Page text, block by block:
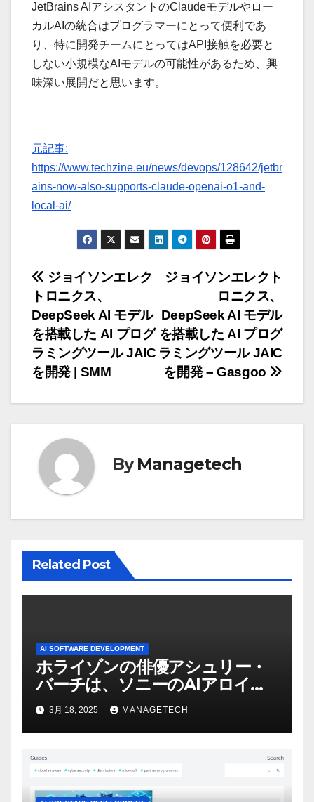
JetBrains AIアシスタントのClaudeモデルやロー
カルAIの統合はプログラマーにとって便利であ
り、特に開発チームにとってはAPI接触を必要と
しない小規模なAIモデルの可能性があるため、興
味深い展開だと思います。
元記事:
https://www.techzine.eu/news/devops/128642/jetbr
ains-now-also-supports-claude-openai-o1-and-
local-ai/
投
稿
ナ
ビ
ゲ
シ
ョ
ン
ジョイソンエレクト
ロニクス、
DeepSeek AI モデル
を搭載した AI プログ
ラミングツール JAIC
を開発 – Gasgoo
ジョイソンエレク
トロニクス、
DeepSeek AI モデル
を搭載した AI プログ
ラミングツール JAIC
を開発 | SMM
ByManagetech
Related Post
AI SOFTWARE DEVELOPMENT
ホライゾンの俳優アシュリー・
バーチは、ソニーのAIアロイの
ビデオを見て「ゲームパフォー
マンスという芸術形式に不安を
感じた」と語る – IGN
3月 18, 2025 MANAGETECH